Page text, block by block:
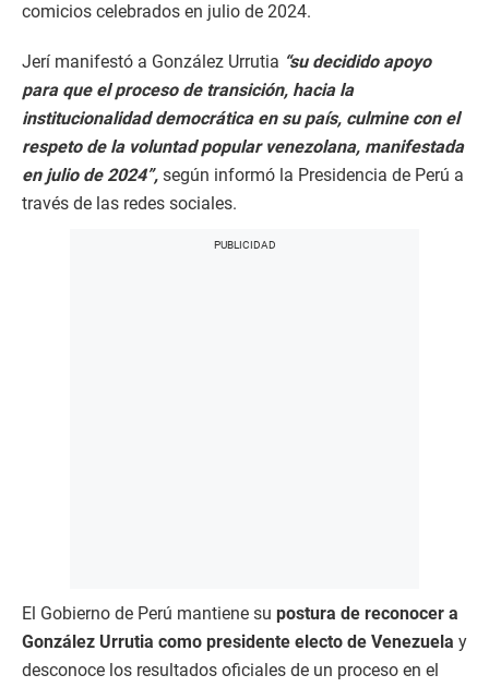
comicios celebrados en julio de 2024.
Jerí manifestó a González Urrutia “su decidido apoyo
para que el proceso de transición, hacia la
institucionalidad democrática en su país, culmine con el
respeto de la voluntad popular venezolana, manifestada
en julio de 2024”, según informó la Presidencia de Perú a
través de las redes sociales.
El Gobierno de Perú mantiene su postura de reconocer a
González Urrutia como presidente electo de Venezuela y
desconoce los resultados oficiales de un proceso en el